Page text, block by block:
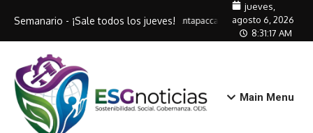
Semanario - ¡Sale todos los jueves!
Antapaccay capacitará a 320
jueves,
agosto 6, 2026
8:31:17 AM
Main Menu